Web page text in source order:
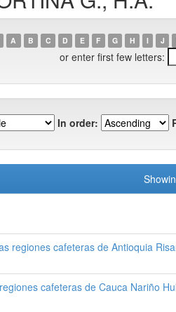
A B C D E F G H I J
or enter first few letters:
In order:
regiones cafeteras de Antioquia
cafeteras de Cauca Nariño